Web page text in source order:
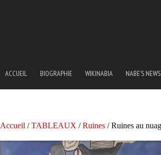
ACCUEIL BIOGRAPHIE WIKINABIA NABE’S NEWS
Accueil /TABLEAUX /Ruines / Ruines au